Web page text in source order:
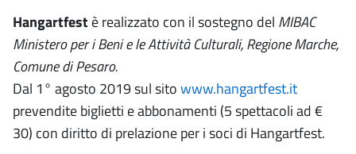
Hangartfestè realizzato con il sostegno del MIBAC
Ministero per i Beni e le Attività Culturali, Regione Marche,
Comune di Pesaro.
Dal 1° agosto 2019 sul sitowww.hangartfest.it
prevendite biglietti e abbonamenti (5 spettacoli ad €
30) con diritto di prelazione per i soci di Hangartfest.